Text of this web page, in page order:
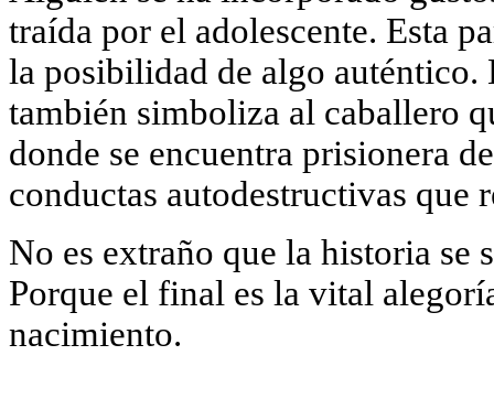
traída por el adolescente. Esta
la posibilidad de algo auténtico.
también simboliza al caballero
donde se encuentra prisionera
conductas autodestructivas que
No es extraño que la historia se
Porque el final es la vital
nacimiento.